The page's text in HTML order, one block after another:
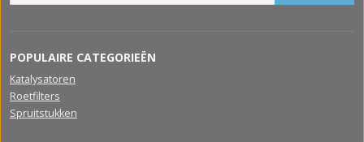
POPULAIRE CATEGORIEËN
Katalysatoren
Roetfilters
Spruitstukken